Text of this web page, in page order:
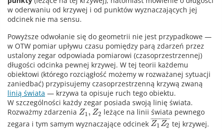
w oderwaniu od krzywej i od punktów wyznaczających jej
odcinek nie ma sensu.
Powyższe odwołanie się do geometrii nie jest przypadkowe —
w OTW pomiar upływu czasu pomiędzy parą zdarzeń przez
ustalony zegar odpowiada pomiarowi (czasoprzestrzennej)
długości odcinka pewnej krzywej. W tej teorii każdemu
obiektowi (którego rozciągłość możemy w rozważanej sytuacji
zaniedbać) przypisujemy czasoprzestrzenną krzywą zwaną
linią świata — krzywa ta opisuje ruch tego obiektu.
W szczególności każdy zegar posiada swoją linię świata.
Rozważmy zdarzenia Z1 , Z2 leżące na linii świata pewnego
zegara i tym samym wyznaczające odcinek Z1 Z2
¯ ¯
¯¯¯¯¯¯¯¯¯ tej krzywej.